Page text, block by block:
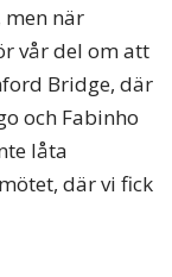
men när
vår del om att
Bridge, där
och Fabinho
låta
där vi fick